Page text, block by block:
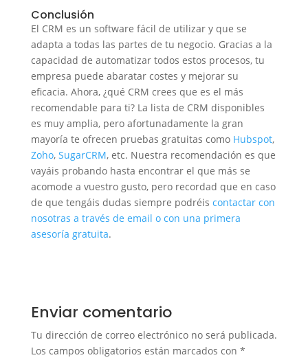
Conclusión
El CRM es un software fácil de utilizar y que se
adapta a todas las partes de tu negocio. Gracias a la
capacidad de automatizar todos estos procesos, tu
empresa puede abaratar costes y mejorar su
eficacia. Ahora, ¿qué CRM crees que es el más
recomendable para ti? La lista de CRM disponibles
es muy amplia, pero afortunadamente la gran
mayoría te ofrecen pruebas gratuitas como Hubspot,
Zoho, SugarCRM, etc. Nuestra recomendación es que
vayáis probando hasta encontrar el que más se
acomode a vuestro gusto, pero recordad que en caso
de que tengáis dudas siempre podréis contactar con
nosotras a través de email o con una primera
asesoría gratuita.
Enviar comentario
Tu dirección de correo electrónico no será publicada.
Los campos obligatorios están marcados con *